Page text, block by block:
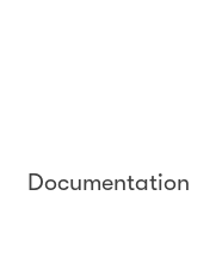
Documentation